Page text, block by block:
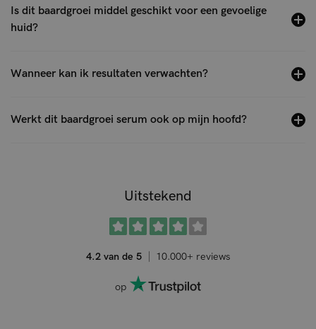
Is dit baardgroei middel geschikt voor een gevoelige
huid?
Wanneer kan ik resultaten verwachten?
Werkt dit baardgroei serum ook op mijn hoofd?
Uitstekend
4.2 van de 5 10.000+ reviews
op